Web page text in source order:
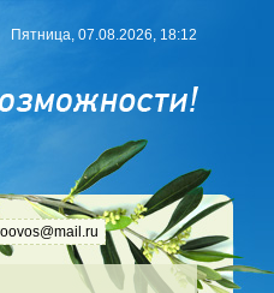
Пятница, 07.08.2026, 18:12